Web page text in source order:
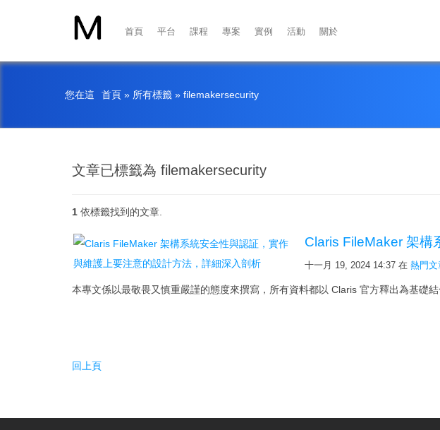
首頁 平台 課程 專案 實例 活動
關於
您在這 首頁 » 所有標籤 » filemakersecurity
文章已標籤為 filemakersecurity
1 依標籤找到的文章.
Claris FileMaker 架構
十一月 19, 2024 14:37 在 熱門文
本專文係以最敬畏又慎重嚴謹的態度來撰寫，所有資料都以 Claris 官方釋出為基礎
回上頁